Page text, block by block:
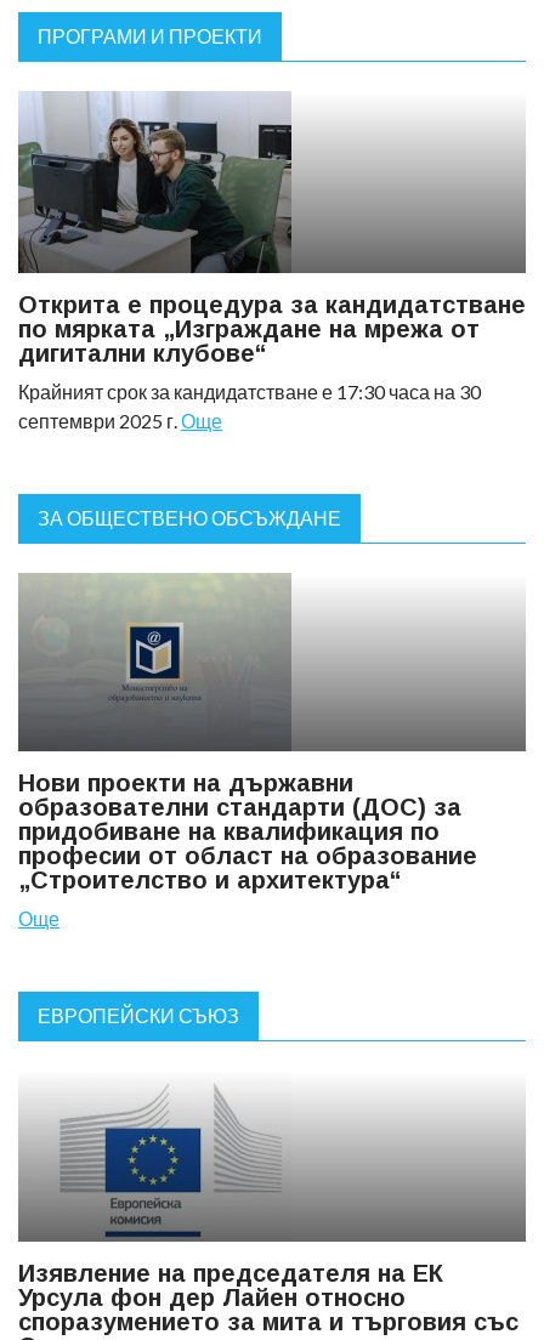
ПРОГРАМИ И ПРОЕКТИ
Открита е процедура за кандидатстване
по мярката „Изграждане на мрежа от
дигитални клубове“
Крайният срок за кандидатстване е 17:30 часа на 30
септември 2025 г.Още
ЗА ОБЩЕСТВЕНО ОБСЪЖДАНЕ
Нови проекти на държавни
образователни стандарти (ДОС) за
придобиване на квалификация по
професии от област на образование
„Строителство и архитектура“
Още
ЕВРОПЕЙСКИ СЪЮЗ
Изявление на председателя на ЕК
Урсула фон дер Лайен относно
споразумението за мита и търговия със